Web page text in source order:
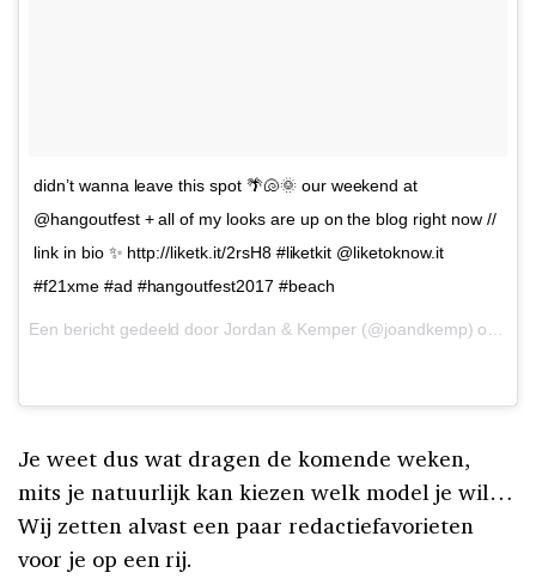
didn’t wanna leave this spot 🌴🐚🌞 our weekend at
@hangoutfest + all of my looks are up on the blog right now //
link in bio ✨ http://liketk.it/2rsH8 #liketkit @liketoknow.it
#f21xme #ad #hangoutfest2017 #beach
Je weet dus wat dragen de komende weken,
mits je natuurlijk kan kiezen welk model je wil…
Wij zetten alvast een paar redactiefavorieten
voor je op een rij.